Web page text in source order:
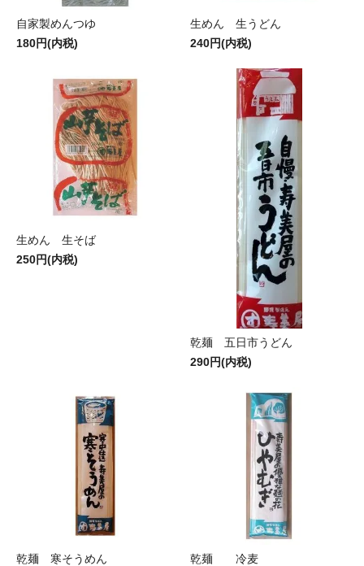
自家製めんつゆ
180円(内税)
生めん 生うどん
240円(内税)
生めん 生そば
250円(内税)
乾麺 五日市うどん
290円(内税)
乾麺 寒そうめん
乾麺 冷麦